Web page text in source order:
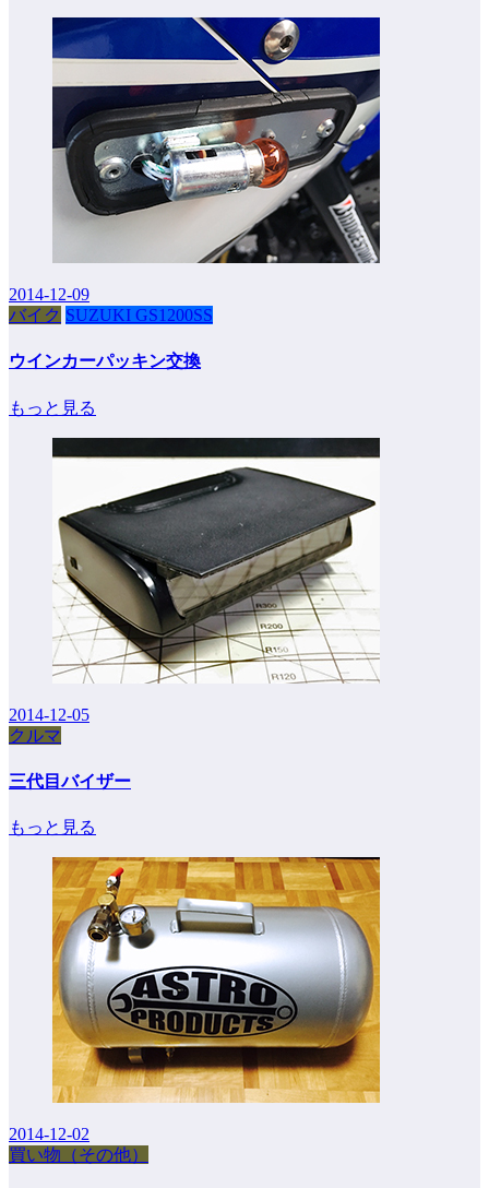
2014-12-09
バイク SUZUKI GS1200SS
ウインカーパッキン交換
もっと見る
2014-12-05
クルマ
三代目バイザー
もっと見る
2014-12-02
買い物（その他）